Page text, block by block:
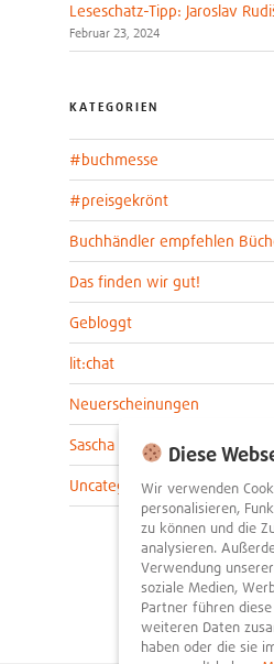
Leseschatz-Tipp: Jaroslav
Februar 23, 2024
KATEGORIEN
#buchmesse
#preisgekrönt
Buchhändler empfehlen
Das finden wir gut!
Gebloggt
lit:chat
Neuerscheinungen
Sascha im lit:blog
Uncategorized
Diese
Wir verwenden
personalisieren,
zu können und die
analysieren.
Verwendung
soziale Medien,
Partner führen
weiteren Daten
haben oder die sie